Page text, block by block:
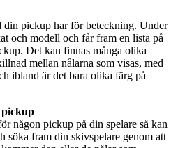
din pickup har för beteckning. Under
och modell och får fram en lista på
Det kan finnas många olika
mellan nålarna som visas, med
ibland är det bara olika färg på
pickup
någon pickup på din spelare så kan
söka fram din skivspelare genom att